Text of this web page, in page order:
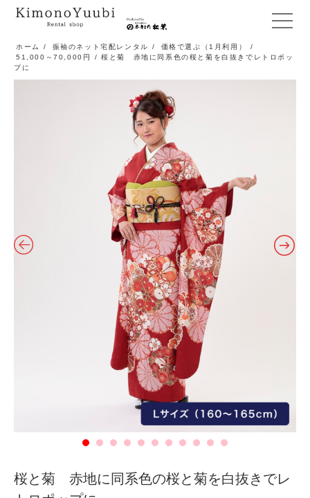
メ
ュ
ー
ホーム / 振袖のネット宅配レンタル / 価格で選ぶ（1月利用）
/
51,000～70,000円
/ 桜と菊 赤地に同系色の桜と菊を白抜きでレトロポッ
プに
桜と菊 赤地に同系色の桜と菊を白抜きでレ